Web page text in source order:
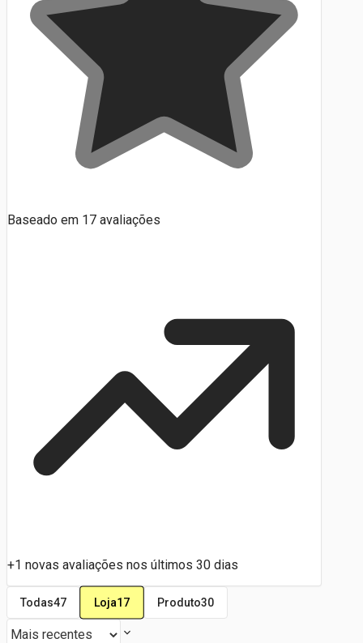
Baseado em 17 avaliações
+1 novas avaliações nos últimos 30 dias
Todas47 Loja17 Produto30